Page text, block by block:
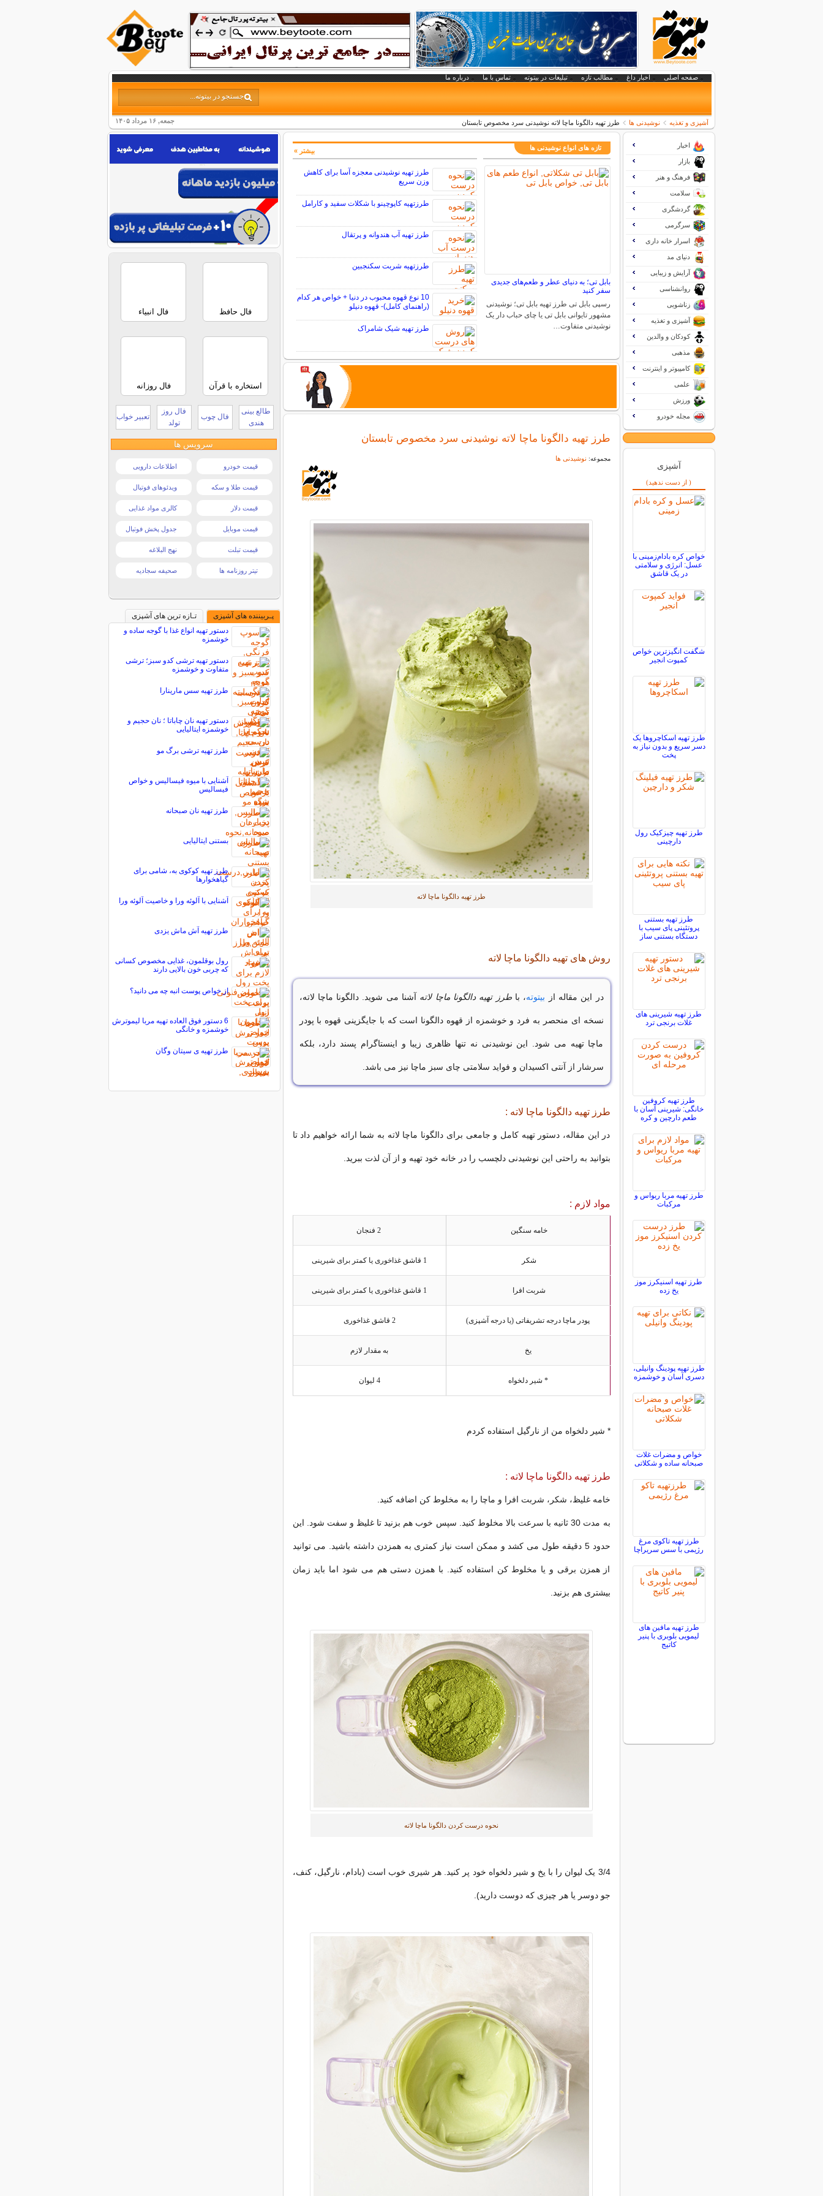
صفحه اصلی اخبار داغ مطالب تازه تبلیغات در بیتوته تماس با ما درباره ما
جمعه, ۱۶ مرداد ۱۴۰۵ آشپزی و تغذیه نوشیدنی ها طرز تهیه دالگونا ماچا لاته نوشیدنی سرد مخصوص تابستان
تازه های انواع نوشیدنی ها
بابل تی؛ به دنیای عطر و طعم‌های جدیدی
سفر کنید
رسپی بابل تی طرز تهیه بابل تی؛ نوشیدنی
مشهور تایوانی بابل تی یا چای حباب دار یک
نوشیدنی متفاوت…
طرز تهیه نوشیدنی معجزه آسا برای کاهش
وزن سریع
طرزتهیه کاپوچینو با شکلات سفید و کارامل
طرز تهیه آب هندوانه و پرتقال
طرزتهیه شربت سکنجبین
10 نوع قهوه محبوب در دنیا + خواص هر کدام
(راهنمای کامل)- قهوه دنیلو
طرز تهیه شیک شامراک
بیشتر »
طرز تهیه دالگونا ماچا لاته نوشیدنی سرد مخصوص تابستان
مجموعه: نوشیدنی ها
طرز تهیه دالگونا ماچا لاته
روش های تهیه دالگونا ماچا لاته
در این مقاله از بیتوته، باطرز تهیه دالگونا ماچا لاته آشنا می شوید. دالگونا ماچا لاته،
نسخه ای منحصر به فرد و خوشمزه از قهوه دالگونا است که با جایگزینی قهوه با پودر
ماچا تهیه می شود. این نوشیدنی نه تنها ظاهری زیبا و اینستاگرام پسند دارد، بلکه
سرشار از آنتی اکسیدان و فواید سلامتی چای سبز ماچا نیز می باشد.
طرز تهیه دالگونا ماچا لاته :
در این مقاله، دستور تهیه کامل و جامعی برای دالگونا ماچا لاته به شما ارائه خواهیم داد تا
بتوانید به راحتی این نوشیدنی دلچسب را در خانه خود تهیه و از آن لذت ببرید.
مواد لازم :
خامه سنگین 2 فنجان
شکر 1 قاشق غذاخوری یا کمتر برای شیرینی
شربت افرا 1 قاشق غذاخوری یا کمتر برای شیرینی
پودر ماچا درجه تشریفاتی (یا درجه آشپزی) 2 قاشق غذاخوری
یخ به مقدار لازم
* شیر دلخواه 4 لیوان
* شیر دلخواه من از نارگیل استفاده کردم
طرز تهیه دالگونا ماچا لاته :
خامه غلیظ، شکر، شربت افرا و ماچا را به مخلوط کن اضافه کنید.
به مدت 30 ثانیه با سرعت بالا مخلوط کنید. سپس خوب هم بزنید تا غلیظ و سفت شود. این
حدود 5 دقیقه طول می کشد و ممکن است نیاز کمتری به همزدن داشته باشید. می توانید
از همزن برقی و یا مخلوط کن استفاده کنید. با همزن دستی هم می شود اما باید زمان
بیشتری هم بزنید.
نحوه درست کردن دالگونا ماچا لاته
3/4 یک لیوان را با یخ و شیر دلخواه خود پر کنید. هر شیری خوب است (بادام، نارگیل، کنف،
جو دوسر یا هر چیزی که دوست دارید).
اخبار
بازار
فرهنگ و هنر
سلامت
گردشگری
سرگرمی
اسرار خانه داری
دنیای مد
آرایش و زیبایی
روانشناسی
زناشویی
آشپزی و تغذیه
کودکان و والدین
مذهبی
کامپیوتر و اینترنت
علمی
ورزش
مجله خودرو
آشپزی
( از دست ندهید)
خواص کره بادام‌زمینی با
عسل: انرژی و سلامتی
در یک قاشق
شگفت انگیزترین خواص
کمپوت انجیر
طرز تهیه اسکاچروها یک
دسر سریع و بدون نیاز به
پخت
طرز تهیه چیزکیک رول
دارچینی
طرز تهیه بستنی
پروتئینی پای سیب با
دستگاه بستنی ساز
طرز تهیه شیرینی های
غلات برنجی ترد
طرز تهیه کروفین
خانگی: شیرینی آسان با
طعم دارچین و کره
طرز تهیه مربا ریواس و
مرکبات
طرز تهیه اسنیکرز موز
یخ زده
طرز تهیه پودینگ وانیلی،
دسری آسان و خوشمزه
خواص و مضرات غلات
صبحانه ساده و شکلاتی
طرز تهیه تاکوی مرغ
رژیمی با سس سریراچا
طرز تهیه مافین های
لیمویی بلوبری با پنیر
کاتیج
فال حافظ فال انبیاء
استخاره با قرآن فال روزانه
طالع بینی
هندی
فال چوب
فال روز
تولد
تعبیر خواب
سرویس ها
قیمت خودرو اطلاعات دارویی
قیمت طلا و سکه ویدئوهای فوتبال
قیمت دلار کالری مواد غذایی
قیمت موبایل جدول پخش فوتبال
قیمت تبلت نهج البلاغه
تیتر روزنامه ها صحیفه سجادیه
پـربیننده های آشپزی
تـازه ترین های آشپزی
دستور تهیه انواع غذا با گوجه ساده و
خوشمزه
دستور تهیه ترشی کدو سبز؛ ترشی
متفاوت و خوشمزه
طرز تهیه سس مارینارا
دستور تهیه نان چاباتا ؛ نان حجیم و
خوشمزه ایتالیایی
طرز تهیه ترشی برگ مو
آشنایی با میوه فیسالیس و خواص
فیسالیس
طرز تهیه نان صبحانه
بستنی ایتالیایی
طرز تهیه کوکوی به، شامی برای
گیاهخوارها
آشنایی با آلوئه ورا و خاصیت آلوئه ورا
طرز تهیه آش ماش یزدی
رول بوقلمون، غذایی مخصوص کسانی
که چربی خون بالایی دارند
از خواص پوست انبه چه می دانید؟
6 دستور فوق العاده تهیه مربا لیموترش
خوشمزه و خانگی
طرز تهیه ی سیتان وگان